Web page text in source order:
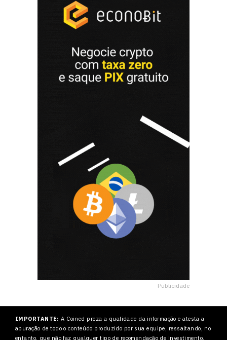
Publicidade
IMPORTANTE: A Coined preza a qualidade da informação e atesta a
apuração de todo o conteúdo produzido por sua equipe, ressaltando, no
entanto, que não faz qualquer tipo de recomendação de investimento,